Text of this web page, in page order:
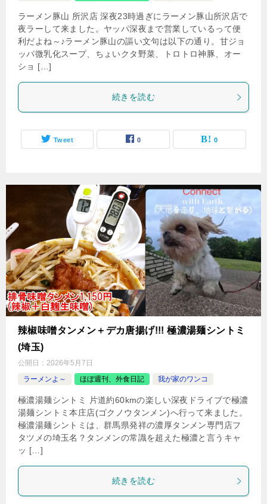
ラーメン豚山 所沢店 深夜23時過ぎにラーメン豚山所沢店で
夜ラーして来ました。ヤッパ深夜まで営業しているって便
利だよね～♪ラーメン豚山の謳い文句は以下の通り。甘ジョ
ッパ微乳化スープ、ちょいクタ野菜、トロトロ神豚、オー
ショ […]
続きを読む
Tweet 0 0
辣椒味噌タンメン＋デカ唐揚げ!!! 極濃湯麺シントミ
(埼玉)
公開日： 2026年5月7日
ラーメンよ～
ほぼ週刊、外食日記 我が家のワンコ
極濃湯麺シントミ 片道約60kmの楽しい深夜ドライブで極濃
湯麺シントミ本庄店(ゴクノウタンメン)へ行って来ました。
極濃湯麺シントミは、群馬県発祥の濃厚タンメン専門店フ
タツメの埼玉名？タンメンの常識を超えた極濃と言うキャ
ッ […]
続きを読む